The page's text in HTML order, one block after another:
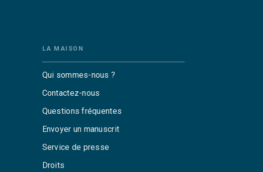
LA MAISON
Qui sommes-nous ?
Contactez-nous
Questions fréquentes
Envoyer un manuscrit
Service de presse
Droits